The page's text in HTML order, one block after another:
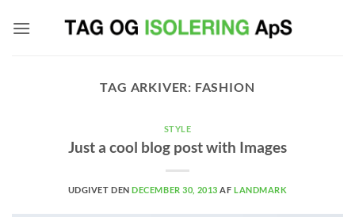
TAG ARKIVER: FASHION
STYLE
Just a cool blog post with Images
UDGIVET DENDECEMBER 30, 2013 AFLANDMARK